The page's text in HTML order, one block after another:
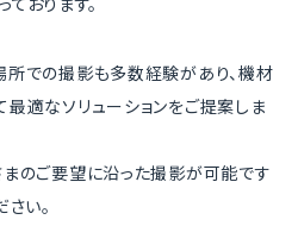
での撮影も多数経験があり、機材
適なソリューションをご提案しま
のご要望に沿った撮影が可能です
い。